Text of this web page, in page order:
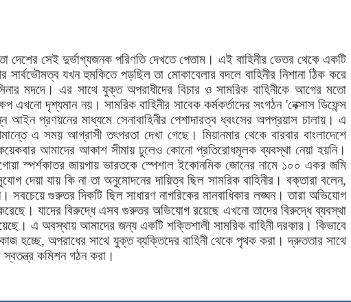
দেশের সেই দুর্ভাগ্যজনক পরিণতি দেখতে পেতাম। এই বাহিনীর ভেতর থেকে একটি
যখন হুমকিতে পড়ছিল তা মোকাবেলার বদলে বাহিনীর নিশানা ঠিক করে
মদদে। এর সাথে যুক্ত অপরাধীদের বিচার ও সামরিক বাহিনীকে আগের মতো
দৃশ্যমান নয়। সামরিক বাহিনীর সাবেক কর্মকর্তাদের সংগঠন 'নেক্সাস ডিফেন্স
আইন প্রণয়নের মাধ্যমে সেনাবাহিনীর পেশাদারত্ব ধ্বংসের অপপ্রয়াস চালায়। এ
এ সময় আগ্রাসী তৎপরতা দেখা গেছে। মিয়ানমার থেকে বারবার বাংলাদেশে
কয়েকবার আমাদের আকাশ সীমায় ঢুলেও কোনো প্রতিরোধমূলক ব্যবস্থা নেয়া হয়নি।
স্পর্শকাতর জায়গায় ভারতকে স্পেশাল ইকোনমিক জোনের নামে ১০০ একর জমি
দেয়া যায় কি না তা অনুমোদনের দায়িত্ব ছিল সামরিক বাহিনীর। বক্তারা বলেন,
গুরুতর দিকটি ছিল সাধারণ নাগরিকের মানবাধিকার লঙ্ঘন। তারা অভিযোগ
যাদের বিরুদ্ধে এসব গুরুতর অভিযোগ রয়েছে এখনো তাদের বিরুদ্ধে ব্যবস্থা
এ অবস্থায় আমাদের জন্য একটি শক্তিশালী সামরিক বাহিনী দরকার। কিভাবে
হচ্ছে, অপরাধের সাথে যুক্ত ব্যক্তিদের বাহিনী থেকে পৃথক করা। দ্রুততার সাথে
কমিশন গঠন করা।